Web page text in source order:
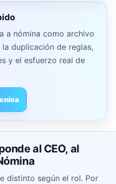
a nómina como archivo
duplicación de reglas,
y el esfuerzo real de
al CEO, al
distinto según el rol. Por